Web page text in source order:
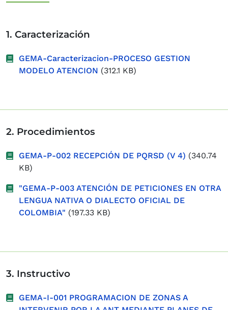
1. Caracterización
GEMA-Caracterizacion-PROCESO GESTION
MODELO ATENCION (312.1 KB)
2. Procedimientos
GEMA-P-002 RECEPCIÓN DE PQRSD (V 4) (340.74
KB)
"GEMA-P-003 ATENCIÓN DE PETICIONES EN OTRA
LENGUA NATIVA O DIALECTO OFICIAL DE
COLOMBIA" (197.33 KB)
3. Instructivo
GEMA-I-001 PROGRAMACION DE ZONAS A